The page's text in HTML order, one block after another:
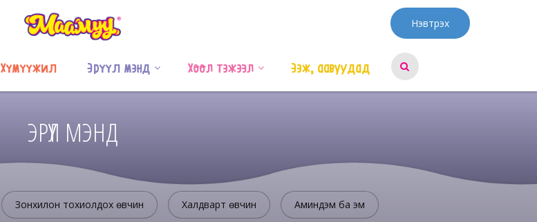
Нэвтрэх
Хүмүүжил Эрүүл мэнд Хоол тэжээл Ээж, аавуудад
ЭРҮҮЛ МЭНД
Зонхилон тохиолдох өвчин Халдварт өвчин Аминдэм ба эм